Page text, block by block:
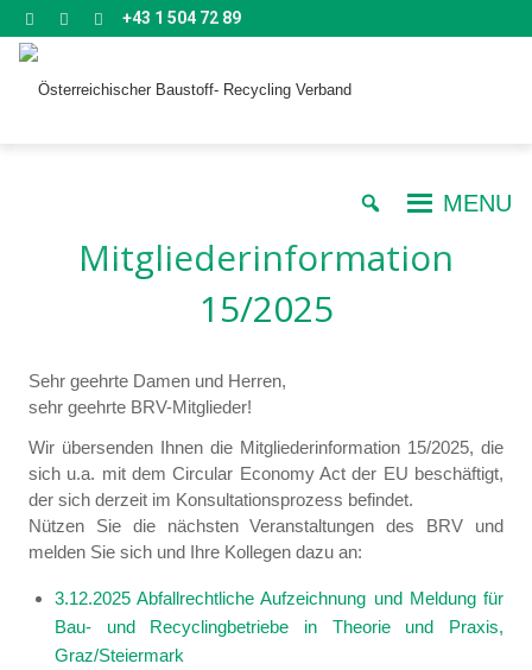
+43 1 504 72 89
MENU
Mitgliederinformation
15/2025
Sehr geehrte Damen und Herren,
sehr geehrte BRV-Mitglieder!
Wir übersenden Ihnen die Mitgliederinformation 15/2025, die
sich u.a. mit dem Circular Economy Act der EU beschäftigt,
der sich derzeit im Konsultationsprozess befindet.
Nützen Sie die nächsten Veranstaltungen des BRV und
melden Sie sich und Ihre Kollegen dazu an:
3.12.2025 Abfallrechtliche Aufzeichnung und Meldung für
Bau- und Recyclingbetriebe in Theorie und Praxis,
Graz/Steiermark